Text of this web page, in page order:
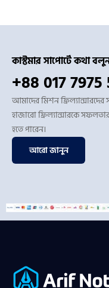
কাস্টমার সাপোর্টে কথা
+88 017 7975
আমাদের মিশন
হাজারো ফ্রিল্যান্সারকে
হতে পারেন।
আরো জানুন